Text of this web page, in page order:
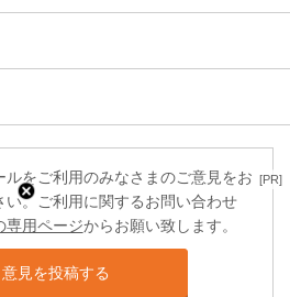
[PR]
ルをご利用のみなさまのご意見をお
い。ご利用に関するお問い合わせ
専用ページからお願い致します。
意見を投稿する